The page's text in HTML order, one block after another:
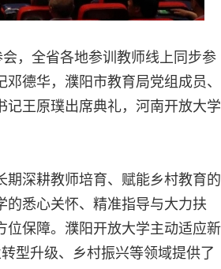
，全省各地参训教师线上同步参
德华，濮阳市教育局党组成员、
王原璞出席典礼，河南开放大学
深耕教师培育、赋能乡村教育的
悉心关怀、精准指导与大力扶
保障。濮阳开放大学主动适应新
型升级、乡村振兴等领域提供了